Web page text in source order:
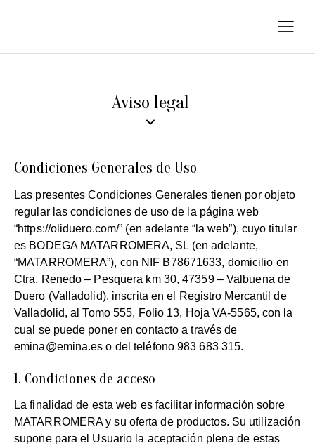
Aviso legal
Condiciones Generales de Uso
Las presentes Condiciones Generales tienen por objeto
regular las condiciones de uso de la página web
“https://oliduero.com/” (en adelante “la web”), cuyo titular
es BODEGA MATARROMERA, SL (en adelante,
“MATARROMERA”), con NIF B78671633, domicilio en
Ctra. Renedo – Pesquera km 30, 47359 – Valbuena de
Duero (Valladolid), inscrita en el Registro Mercantil de
Valladolid, al Tomo 555, Folio 13, Hoja VA-5565, con la
cual se puede poner en contacto a través de
emina@emina.es o del teléfono 983 683 315.
1. Condiciones de acceso
La finalidad de esta web es facilitar información sobre
MATARROMERA y su oferta de productos. Su utilización
supone para el Usuario la aceptación plena de estas